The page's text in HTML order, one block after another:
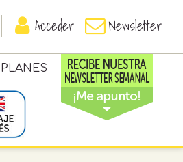
Acceder Newsletter
PLANES